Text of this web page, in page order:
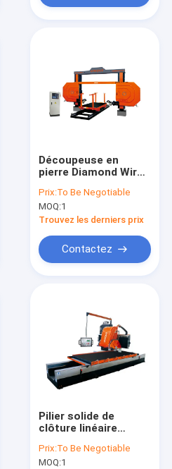
Découpeuse en
pierre Diamond Wire
marbre de granit de
colonne de
commande
ordinateur
Prix:To Be Negotiable
MOQ:1
Trouvez les derniers prix
Contactez
Pilier solide de
clôture linéaire
colonne de
découpeuse en pierre
Prix:To Be Negotiable
MOQ:1